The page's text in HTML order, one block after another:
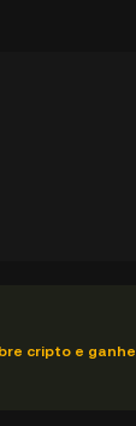
cripto e ganhe